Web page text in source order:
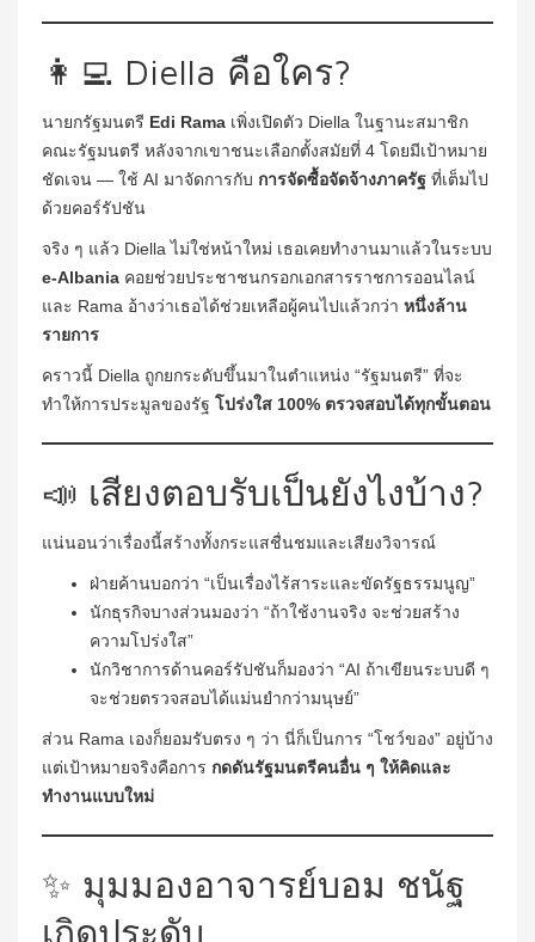
👩‍💻 Diella คือใคร?
นายกรัฐมนตรี Edi Rama เพิ่งเปิดตัว Diella ในฐานะสมาชิก
คณะรัฐมนตรี หลังจากเขาชนะเลือกตั้งสมัยที่ 4 โดยมีเป้าหมาย
ชัดเจน — ใช้ AI มาจัดการกับ การจัดซื้อจัดจ้างภาครัฐ ที่เต็มไป
ด้วยคอร์รัปชัน
จริง ๆ แล้ว Diella ไม่ใช่หน้าใหม่ เธอเคยทำงานมาแล้วในระบบ
e-Albania คอยช่วยประชาชนกรอกเอกสารราชการออนไลน์
และ Rama อ้างว่าเธอได้ช่วยเหลือผู้คนไปแล้วกว่า หนึ่งล้าน
รายการ
คราวนี้ Diella ถูกยกระดับขึ้นมาในตำแหน่ง “รัฐมนตรี” ที่จะ
ทำให้การประมูลของรัฐ โปร่งใส 100% ตรวจสอบได้ทุกขั้นตอน
📣 เสียงตอบรับเป็นยังไงบ้าง?
แน่นอนว่าเรื่องนี้สร้างทั้งกระแสชื่นชมและเสียงวิจารณ์
ฝ่ายค้านบอกว่า “เป็นเรื่องไร้สาระและขัดรัฐธรรมนูญ”
นักธุรกิจบางส่วนมองว่า “ถ้าใช้งานจริง จะช่วยสร้าง
ความโปร่งใส”
นักวิชาการด้านคอร์รัปชันก็มองว่า “AI ถ้าเขียนระบบดี ๆ
จะช่วยตรวจสอบได้แม่นยำกว่ามนุษย์”
ส่วน Rama เองก็ยอมรับตรง ๆ ว่า นี่ก็เป็นการ “โชว์ของ” อยู่บ้าง
แต่เป้าหมายจริงคือการ กดดันรัฐมนตรีคนอื่น ๆ ให้คิดและ
ทำงานแบบใหม่
✨ มุมมองอาจารย์บอม ชนัฐ
เกิดประดับ